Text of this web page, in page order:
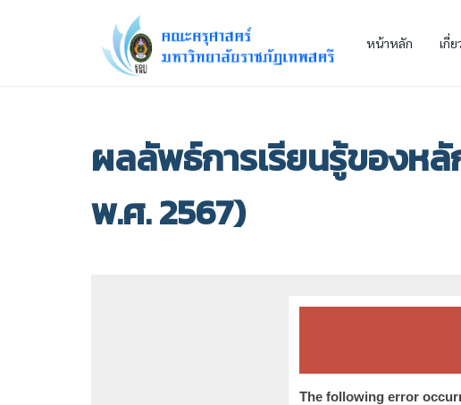
หน้าหลัก เกี่
ผลลัพธ์การเรียนรู้ของ
พ.ศ. 2567)